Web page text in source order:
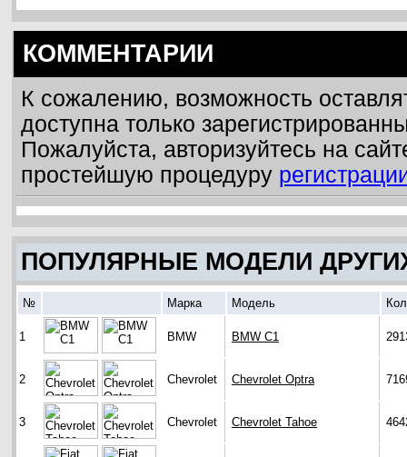
КОММЕНТАРИИ
К сожалению, возможность
доступна только
Пожалуйста, авторизуйтесь на
простейшую процедуру
ПОПУЛЯРНЫЕ МОДЕЛИ
№ Марка Модель
1 BMW BMW C1
2 Chevrolet Chevrolet Optra
3 Chevrolet Chevrolet Tahoe